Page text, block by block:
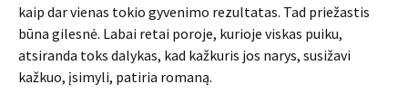
kaip dar vienas tokio gyvenimo rezultatas. Tad priežastis
būna gilesnė. Labai retai poroje, kurioje viskas puiku,
atsiranda toks dalykas, kad kažkuris jos narys, susižavi
kažkuo, įsimyli, patiria romaną.